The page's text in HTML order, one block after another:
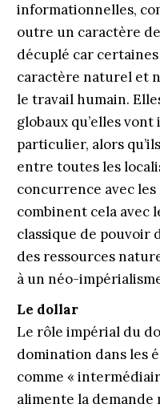
informationnelles,
outre un caractère
décuplé car
caractère naturel et
le travail humain.
globaux qu’elles
particulier, alors
entre toutes les
concurrence avec les
combinent cela
classique de pouvoir
des ressources
à un néo-
Le dollar
Le rôle impérial du
domination dans les
comme «
alimente la demande